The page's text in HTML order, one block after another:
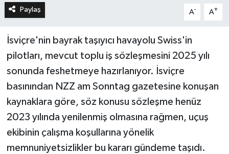
Paylaş A- A+
İsviçre'nin bayrak taşıyıcı havayolu Swiss'in
pilotları, mevcut toplu iş sözleşmesini 2025 yılı
sonunda feshetmeye hazırlanıyor. İsviçre
basınından NZZ am Sonntag gazetesine konuşan
kaynaklara göre, söz konusu sözleşme henüz
2023 yılında yenilenmiş olmasına rağmen, uçuş
ekibinin çalışma koşullarına yönelik
memnuniyetsizlikler bu kararı gündeme taşıdı.